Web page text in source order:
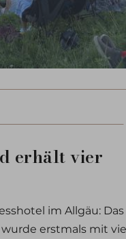
erhält vier
im Allgäu:
erstmals mit